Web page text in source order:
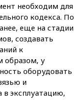
необходим для
кодекса. По
еще на стадии
создавать
к
образом, у
оборудовать
и
в эксплуатацию,